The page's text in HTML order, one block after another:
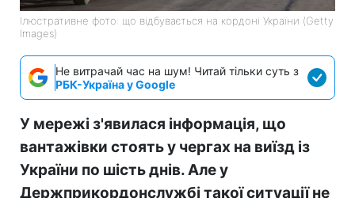
Ілюстративне фото: що відбувається на кордоні України (Getty
Images)
Не витрачай час на шум! Читай тільки суть з
РБК-Україна у Google
У мережі з'явилася інформація, що
вантажівки стоять у чергах на виїзд із
України по шість днів. Але у
Держприкордонслужбі такої ситуації не